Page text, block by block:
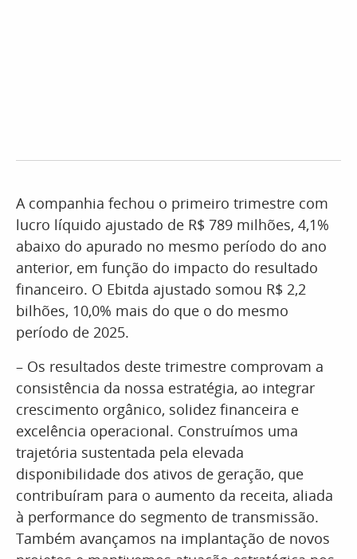
A companhia fechou o primeiro trimestre com
lucro líquido ajustado de R$ 789 milhões, 4,1%
abaixo do apurado no mesmo período do ano
anterior, em função do impacto do resultado
financeiro. O Ebitda ajustado somou R$ 2,2
bilhões, 10,0% mais do que o do mesmo
período de 2025.
– Os resultados deste trimestre comprovam a
consistência da nossa estratégia, ao integrar
crescimento orgânico, solidez financeira e
excelência operacional. Construímos uma
trajetória sustentada pela elevada
disponibilidade dos ativos de geração, que
contribuíram para o aumento da receita, aliada
à performance do segmento de transmissão.
Também avançamos na implantação de novos